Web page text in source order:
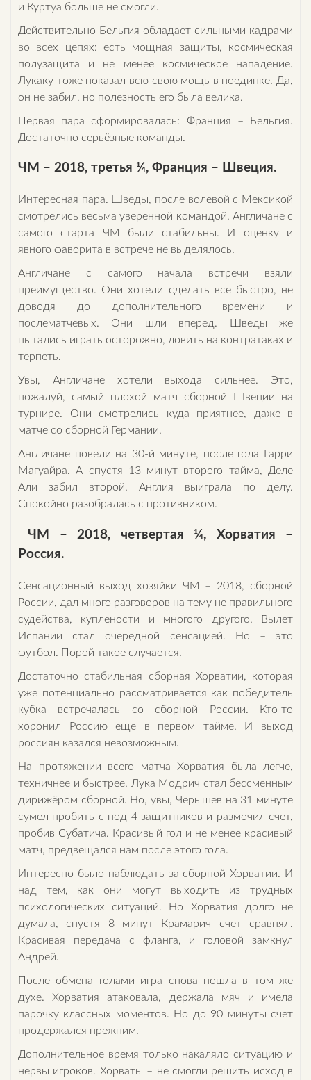
и Куртуа больше не смогли.
Действительно Бельгия обладает сильными кадрами
во всех цепях: есть мощная защиты, космическая
полузащита и не менее космическое нападение.
Лукаку тоже показал всю свою мощь в поединке. Да,
он не забил, но полезность его была велика.
Первая пара сформировалась: Франция – Бельгия.
Достаточно серьёзные команды.
ЧМ – 2018, третья ¼, Франция – Швеция.
Интересная пара. Шведы, после волевой с Мексикой
смотрелись весьма уверенной командой. Англичане с
самого старта ЧМ были стабильны. И оценку и
явного фаворита в встрече не выделялось.
Англичане с самого начала встречи взяли
преимущество. Они хотели сделать все быстро, не
доводя до дополнительного времени и
послематчевых. Они шли вперед. Шведы же
пытались играть осторожно, ловить на контратаках и
терпеть.
Увы, Англичане хотели выхода сильнее. Это,
пожалуй, самый плохой матч сборной Швеции на
турнире. Они смотрелись куда приятнее, даже в
матче со сборной Германии.
Англичане повели на 30-й минуте, после гола Гарри
Магуайра. А спустя 13 минут второго тайма, Деле
Али забил второй. Англия выиграла по делу.
Спокойно разобралась с противником.
ЧМ – 2018, четвертая ¼, Хорватия –
Россия.
Сенсационный выход хозяйки ЧМ – 2018, сборной
России, дал много разговоров на тему не правильного
судейства, куплености и многого другого. Вылет
Испании стал очередной сенсацией. Но – это
футбол. Порой такое случается.
Достаточно стабильная сборная Хорватии, которая
уже потенциально рассматривается как победитель
кубка встречалась со сборной России. Кто-то
хоронил Россию еще в первом тайме. И выход
россиян казался невозможным.
На протяжении всего матча Хорватия была легче,
техничнее и быстрее. Лука Модрич стал бессменным
дирижёром сборной. Но, увы, Черышев на 31 минуте
сумел пробить с под 4 защитников и размочил счет,
пробив Субатича. Красивый гол и не менее красивый
матч, предвещался нам после этого гола.
Интересно было наблюдать за сборной Хорватии. И
над тем, как они могут выходить из трудных
психологических ситуаций. Но Хорватия долго не
думала, спустя 8 минут Крамарич счет сравнял.
Красивая передача с фланга, и головой замкнул
Андрей.
После обмена голами игра снова пошла в том же
духе. Хорватия атаковала, держала мяч и имела
парочку классных моментов. Но до 90 минуты счет
продержался прежним.
Дополнительное время только накаляло ситуацию и
нервы игроков. Хорваты – не смогли решить исход в